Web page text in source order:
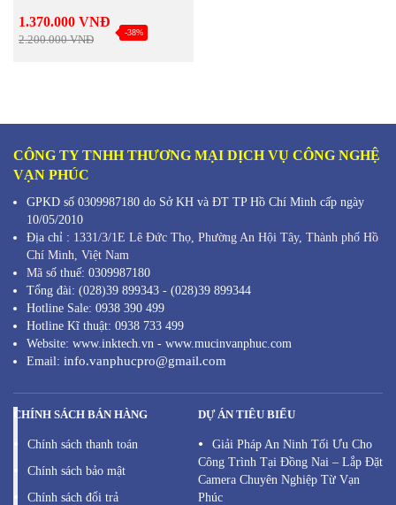
1.370.000 VNĐ
2.200.000 VNĐ
-38%
CÔNG TY TNHH THƯƠNG MẠI DỊCH VỤ CÔNG NGHỆ
VẠN PHÚC
GPKD số 0309987180 do Sở KH và ĐT TP Hồ Chí Minh cấp ngày
10/05/2010
Địa chỉ : 1331/3/1E Lê Đức Thọ, Phường An Hội Tây, Thành phố Hồ
Chí Minh, Việt Nam
Mã số thuế: 0309987180
Tổng đài: (028)39 899343 - (028)39 899344
Hotline Sale: 0938 390 499
Hotline Kĩ thuật: 0938 733 499
Website: www.inktech.vn - www.mucinvanphuc.com
Email: info.vanphucpro@gmail.com
CHÍNH SÁCH BÁN HÀNG
Chính sách thanh toán
Chính sách bảo mật
Chính sách đổi trả
DỰ ÁN TIÊU BIỂU
Giải Pháp An Ninh Tối Ưu Cho
Công Trình Tại Đồng Nai – Lắp Đặt
Camera Chuyên Nghiệp Từ Vạn
Phúc